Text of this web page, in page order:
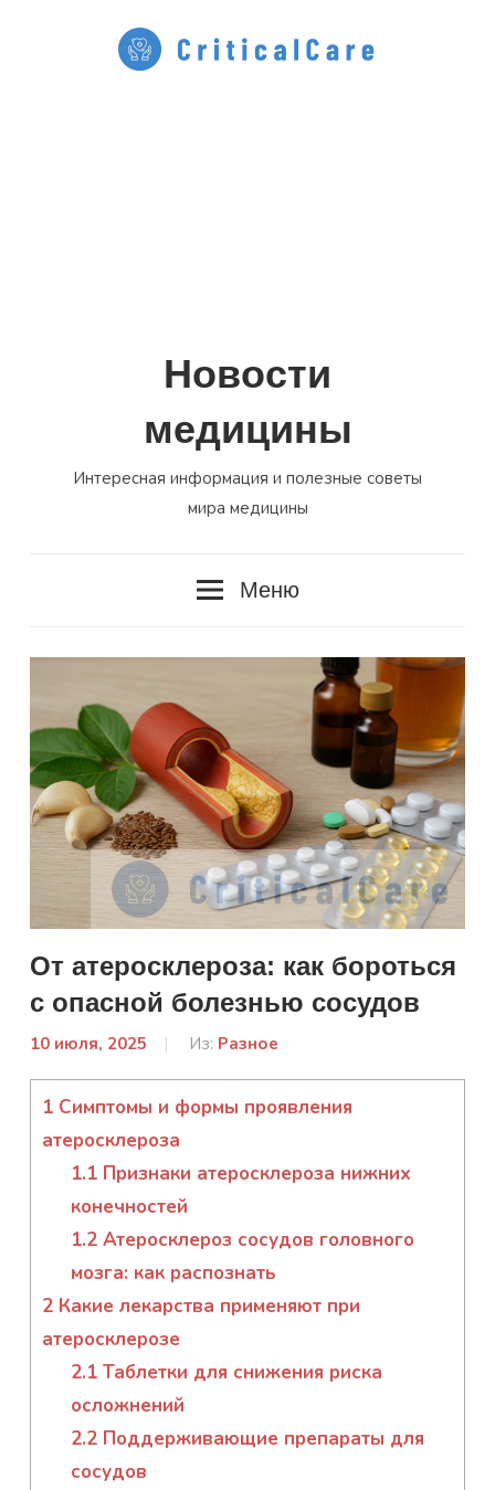
Новости
медицины
Интересная информация и полезные советы
мира медицины
Меню
От атеросклероза: как бороться
с опасной болезнью сосудов
10 июля, 2025
От:
Юлія
Из: Разное
1 Симптомы и формы проявления
атеросклероза
1.1Признаки атеросклероза нижних
конечностей
1.2Атеросклероз сосудов головного
мозга: как распознать
2 Какие лекарства применяют при
атеросклерозе
2.1Таблетки для снижения риска
осложнений
2.2Поддерживающие препараты для
сосудов